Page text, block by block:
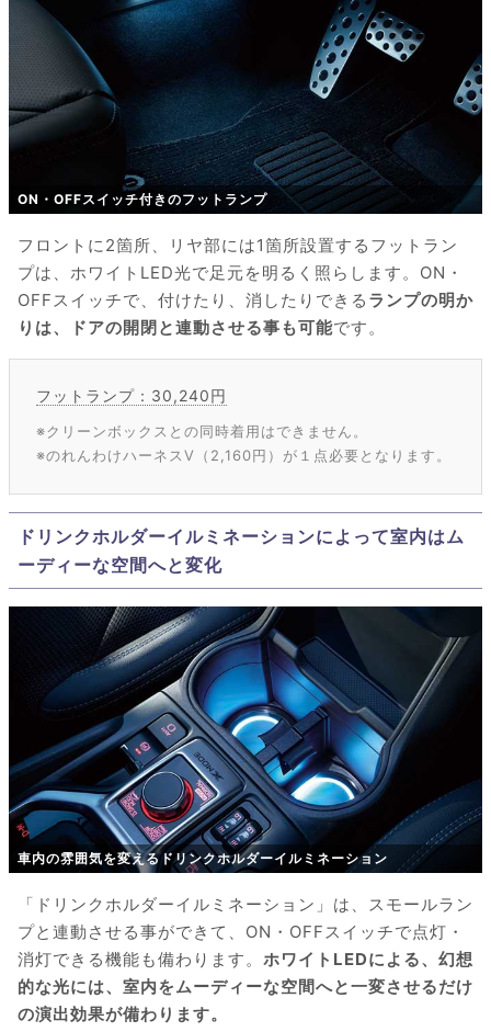
ON・OFFスイッチ付きのフットランプ
フロントに2箇所、リヤ部には1箇所設置するフットラン
プは、ホワイトLED光で足元を明るく照らします。ON・
OFFスイッチで、付けたり、消したりできる ランプの明か
りは、ドアの開閉と連動させる事も可能です。
フットランプ：30,240円
※クリーンボックスとの同時着用はできません。
※のれんわけハーネスV（2,160円）が１点必要となります。
ドリンクホルダーイルミネーションによって室内はム
ーディーな空間へと変化
車内の雰囲気を変えるドリンクホルダーイルミネーション
「ドリンクホルダーイルミネーション」は、スモールラン
プと連動させる事ができて、ON・OFFスイッチで点灯・
消灯できる機能も備わります。 ホワイトLEDによる、幻想
的な光には、室内をムーディーな空間へと一変させるだけ
の演出効果が備わります。